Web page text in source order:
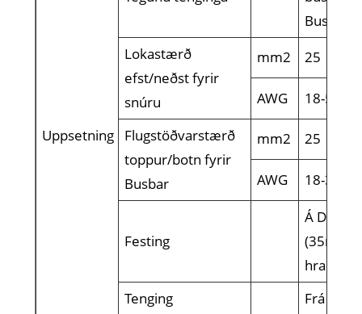
Uppsetning
Busbar
Lokastærð
efst/neðst fyrir
snúru
mm2 25
AWG
18-5
Flugstöðvarstærð
toppur/botn fyrir
Busbar
mm2 25
AWG 18-3
Festing
Á DIN
(35mm)
Tenging
Frá toppi